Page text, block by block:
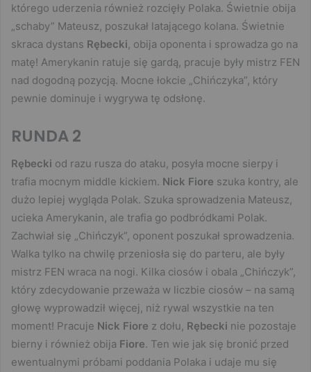
którego uderzenia również rozcięły Polaka. Świetnie obija
„schaby” Mateusz, poszukał latającego kolana. Świetnie
skraca dystans Rębecki, obija oponenta i sprowadza go na
matę! Amerykanin ratuje się gardą, pracuje były mistrz FEN
nad dogodną pozycją. Mocne łokcie „Chińczyka”, który
pewnie dominuje i wygrywa tę odsłonę.
RUNDA 2
Rębecki od razu rusza do ataku, posyła mocne sierpy i
trafia mocnym middle kickiem. Nick Fiore szuka kontry, ale
dużo lepiej wygląda Polak. Szuka sprowadzenia Mateusz,
ucieka Amerykanin, ale trafia go podbródkami Polak.
Zachwiał się „Chińczyk”, oponent poszukał sprowadzenia.
Walka tylko na chwilę przeniosła się do parteru, ale były
mistrz FEN wraca na nogi. Kilka ciosów i obala „Chińczyk”,
który zdecydowanie przeważa w liczbie ciosów – na samą
głowę wyprowadził więcej, niż rywal wszystkie na ten
moment! Pracuje Nick Fiore z dołu, Rębecki nie pozostaje
bierny i również obija Fiore. Ten wie jak się bronić przed
ewentualnymi próbami poddania Polaka i udaje mu się